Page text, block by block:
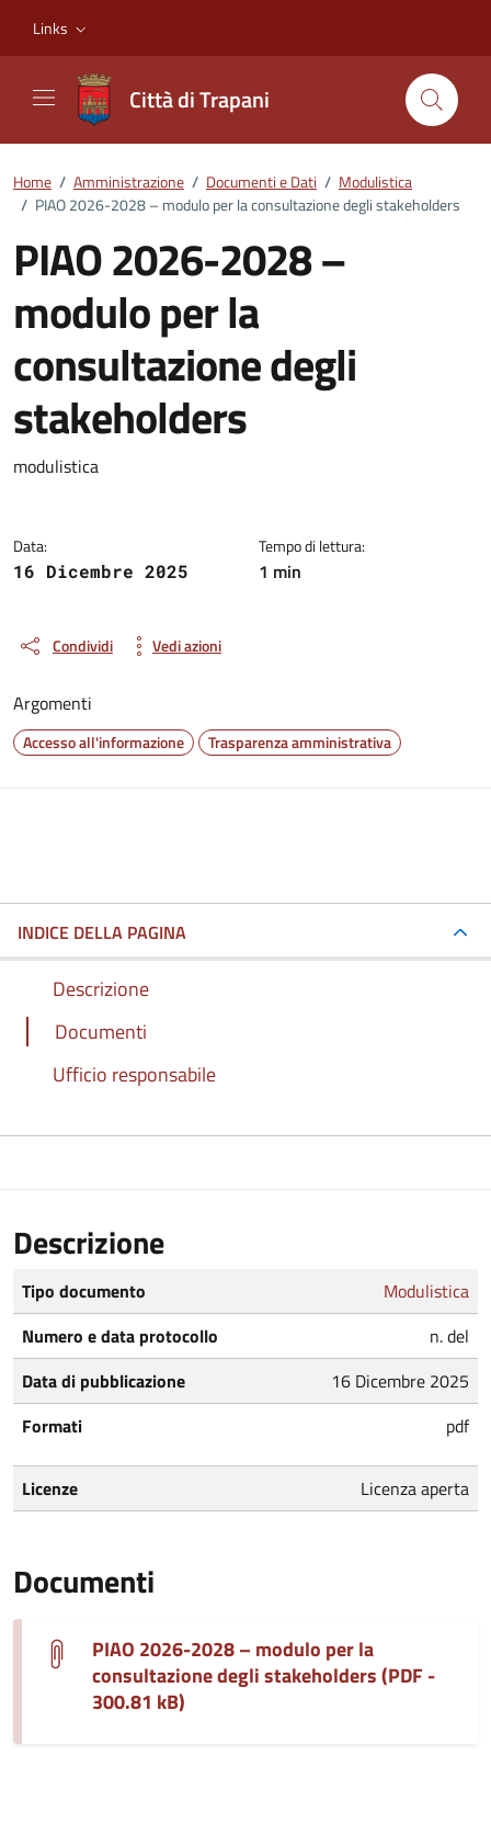
Links
Città di Trapani
Home / Amministrazione / Documenti e Dati / Modulistica
/ PIAO 2026-2028 – modulo per la consultazione degli stakeholders
PIAO 2026-2028 –
modulo per la
consultazione degli
stakeholders
Dettagli del documento
modulistica
Data:
16 Dicembre 2025
Tempo di lettura:
1 min
Condividi Vedi azioni
Argomenti
Accesso all'informazione Trasparenza amministrativa
INDICE DELLA PAGINA
Descrizione
Documenti
Ufficio responsabile
Descrizione
Tipo documento
Modulistica
Numero e data protocollo
n. del
Data di pubblicazione
16 Dicembre 2025
Formati
pdf
Licenze Licenza aperta
Documenti
PIAO 2026-2028 – modulo per la
consultazione degli stakeholders (PDF -
300.81 kB)